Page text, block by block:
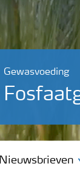
Gewasvoeding
Nieuwsbrieven
Nieuwsbrieven